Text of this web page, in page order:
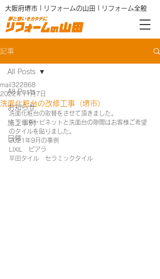
大阪府堺市 | リフォームの山田 | リフォーム全般
記事
All Posts
お知らせ
施工事例
日常
All Posts
洗面化粧台の改修工事（堺市）
mail322868
2022年11月7日
洗面化粧台の取替をさせて頂きました。
ミラーキャビネットと洗面台の隙間はお客様ご希望
のタイルを貼りました。
2021年9月の事例
LIXIL　ピアラ
平田タイル　セラミックタイル